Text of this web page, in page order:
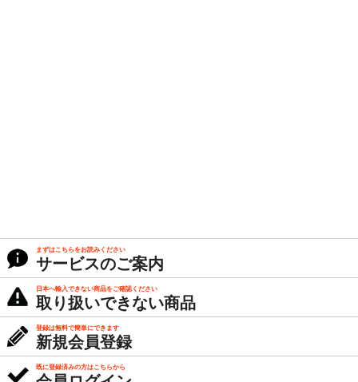
まずはこちらをお読みください
サービスのご案内
日本へ輸入できない商品をご確認ください
取り扱いできない商品
登録は無料で簡単にできます
新規会員登録
既に登録済みの方はこちらから